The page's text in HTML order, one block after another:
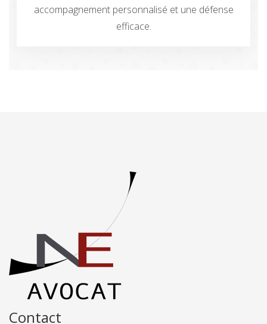
accompagnement personnalisé et une défense
efficace.
Contact